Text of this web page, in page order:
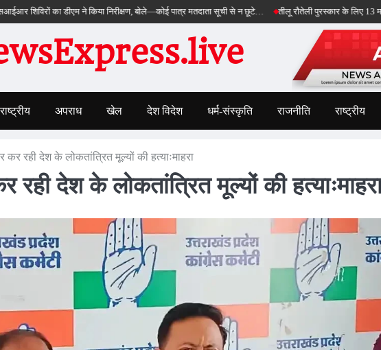
का डीएम ने किया निरीक्षण, बोले—कोई पात्र मतदाता सूची से न छूटे… तीलू रौतेली पुरस्कार के लिए 13 महिलाओं का
अपराध खेल देश विदेश धर्म-संस्कृति राजनीति राष्ट्रीय
कर रही देश के लोकतांत्रित मूल्यों की हत्याःमाहरा
रही देश के लोकतांत्रित मूल्यों की